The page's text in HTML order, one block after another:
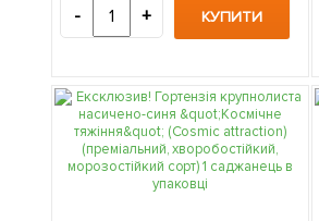
- + КУПИТИ